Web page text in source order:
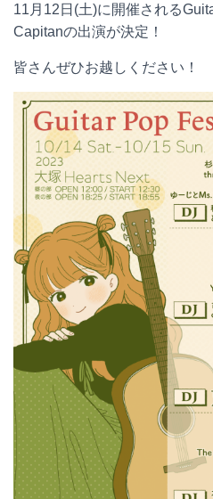
11月12日(土)に開催される
Capitanの出演が決定！
皆さんぜひお越しください！